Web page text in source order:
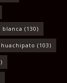
blanca (130)
huachipato (103)